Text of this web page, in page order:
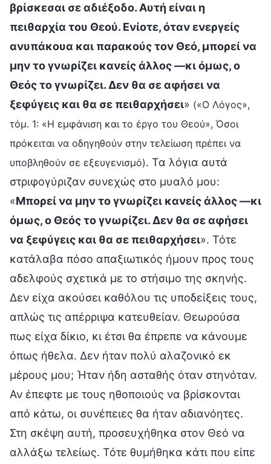
βρίσκεσαι σε αδιέξοδο. Αυτή είναι η
πειθαρχία του Θεού. Ενίοτε, όταν ενεργείς
ανυπάκουα και παρακούς τον Θεό, μπορεί να
μην το γνωρίζει κανείς άλλος —κι όμως, ο
Θεός το γνωρίζει. Δεν θα σε αφήσει να
ξεφύγεις και θα σε πειθαρχήσει» («Ο Λόγος»,
τόμ. 1: «Η εμφάνιση και το έργο του Θεού», Όσοι
πρόκειται να οδηγηθούν στην τελείωση πρέπει να
υποβληθούν σε εξευγενισμό). Τα λόγια αυτά
στριφογύριζαν συνεχώς στο μυαλό μου:
«Μπορεί να μην το γνωρίζει κανείς άλλος —κι
όμως, ο Θεός το γνωρίζει. Δεν θα σε αφήσει
να ξεφύγεις και θα σε πειθαρχήσει». Τότε
κατάλαβα πόσο απαξιωτικός ήμουν προς τους
αδελφούς σχετικά με το στήσιμο της σκηνής.
Δεν είχα ακούσει καθόλου τις υποδείξεις τους,
απλώς τις απέρριψα κατευθείαν. Θεωρούσα
πως είχα δίκιο, κι έτσι θα έπρεπε να κάνουμε
όπως ήθελα. Δεν ήταν πολύ αλαζονικό εκ
μέρους μου; Ήταν ήδη ασταθής όταν στηνόταν.
Αν έπεφτε με τους ηθοποιούς να βρίσκονται
από κάτω, οι συνέπειες θα ήταν αδιανόητες.
Στη σκέψη αυτή, προσευχήθηκα στον Θεό να
αλλάξω τελείως. Τότε θυμήθηκα κάτι που είπε